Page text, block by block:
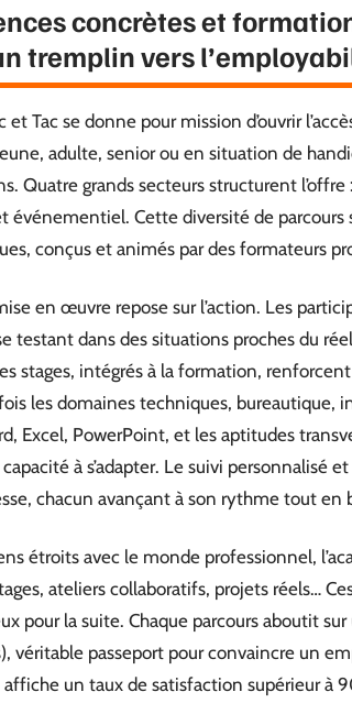
concrètes et
tremplin vers
et Tac se donne pour mission d’ouvrir
adulte, senior ou en situation de
Quatre grands secteurs structurent
événementiel. Cette diversité de
conçus et animés par des formateurs
en œuvre repose sur l’action. Les
testant dans des situations proches du
stages, intégrés à la formation,
les domaines techniques, bureautique,
Excel, PowerPoint, et les aptitudes
capacité à s’adapter. Le suivi
chacun avançant à son rythme tout
étroits avec le monde professionnel,
ateliers collaboratifs, projets réels…
pour la suite. Chaque parcours aboutit
véritable passeport pour convaincre un
un taux de satisfaction supérieur à